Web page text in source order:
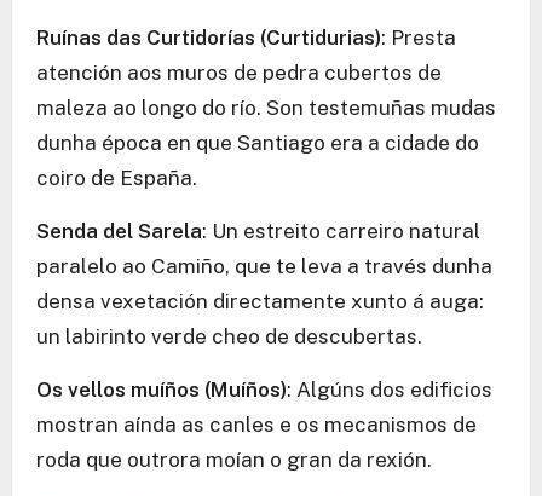
Ruínas das Curtidorías (Curtidurias): Presta
atención aos muros de pedra cubertos de
maleza ao longo do río. Son testemuñas mudas
dunha época en que Santiago era a cidade do
coiro de España.
Senda del Sarela: Un estreito carreiro natural
paralelo ao Camiño, que te leva a través dunha
densa vexetación directamente xunto á auga:
un labirinto verde cheo de descubertas.
Os vellos muíños (Muíños): Algúns dos edificios
mostran aínda as canles e os mecanismos de
roda que outrora moían o gran da rexión.